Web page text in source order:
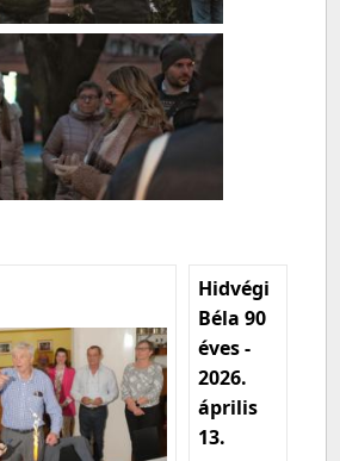
Hidvégi
Béla 90
éves -
2026.
április
13.